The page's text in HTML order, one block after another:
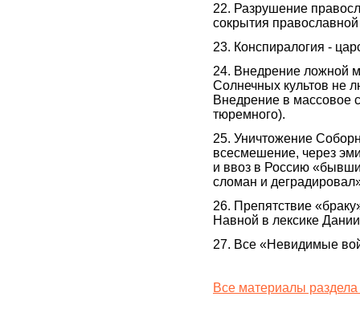
22. Разрушение
сокрытия
23. Конспиралогия -
24. Внедрение ложной
Солнечных культов не
Внедрение в массовое
тюремного).
25. Уничтожение
всесмешение, через
и ввоз в Россию
сломан и
26. Препятствие
Навной в лексике
27. Все «Невидимые
Все материалы